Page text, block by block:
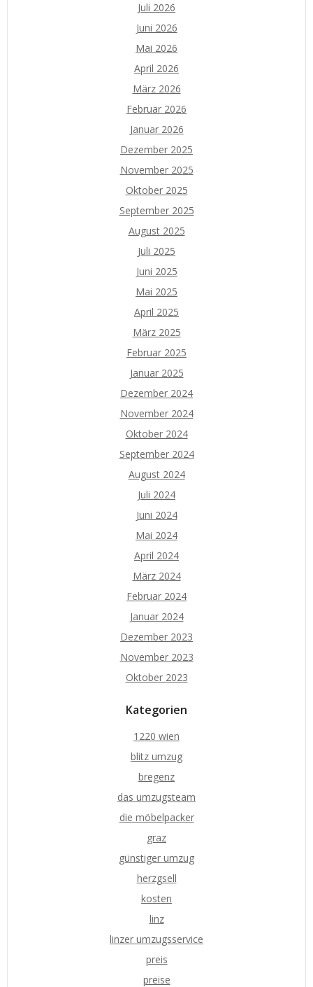
Juli 2026
Juni 2026
Mai 2026
April 2026
März 2026
Februar 2026
Januar 2026
Dezember 2025
November 2025
Oktober 2025
September 2025
August 2025
Juli 2025
Juni 2025
Mai 2025
April 2025
März 2025
Februar 2025
Januar 2025
Dezember 2024
November 2024
Oktober 2024
September 2024
August 2024
Juli 2024
Juni 2024
Mai 2024
April 2024
März 2024
Februar 2024
Januar 2024
Dezember 2023
November 2023
Oktober 2023
Kategorien
1220 wien
blitz umzug
bregenz
das umzugsteam
die möbelpacker
graz
günstiger umzug
herzgsell
kosten
linz
linzer umzugsservice
preis
preise